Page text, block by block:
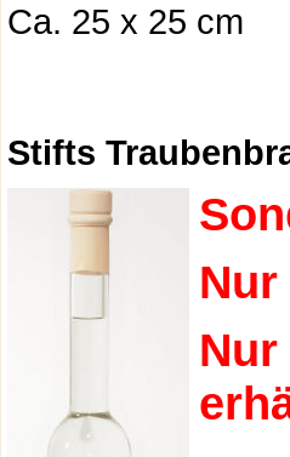
Ca. 25 x 25 cm
Stifts
Nur